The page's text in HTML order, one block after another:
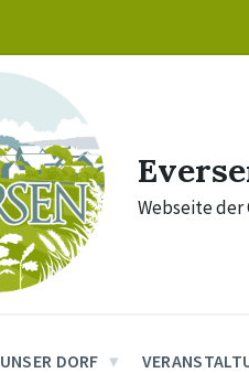
Webseite der
UNSER DORF